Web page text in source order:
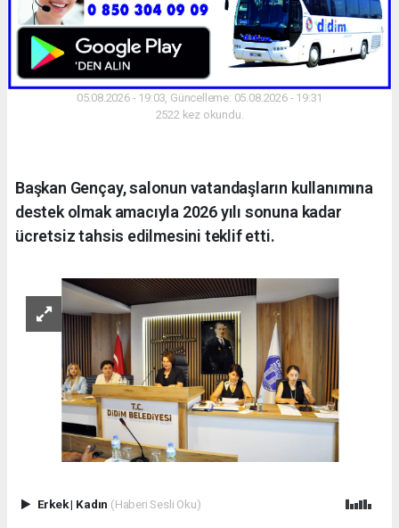
05.08.2026 - 19:03, Güncelleme: 05.08.2026 - 19:31
2522 kez okundu.
Başkan Gençay, salonun vatandaşların kullanımına
destek olmak amacıyla 2026 yılı sonuna kadar
ücretsiz tahsis edilmesini teklif etti.
Erkek| Kadın (Haberi Sesli Oku)